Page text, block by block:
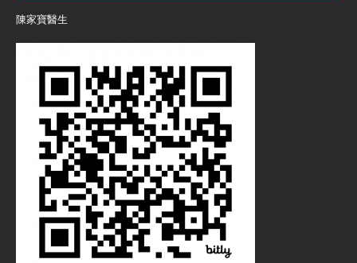
陳家寶醫生